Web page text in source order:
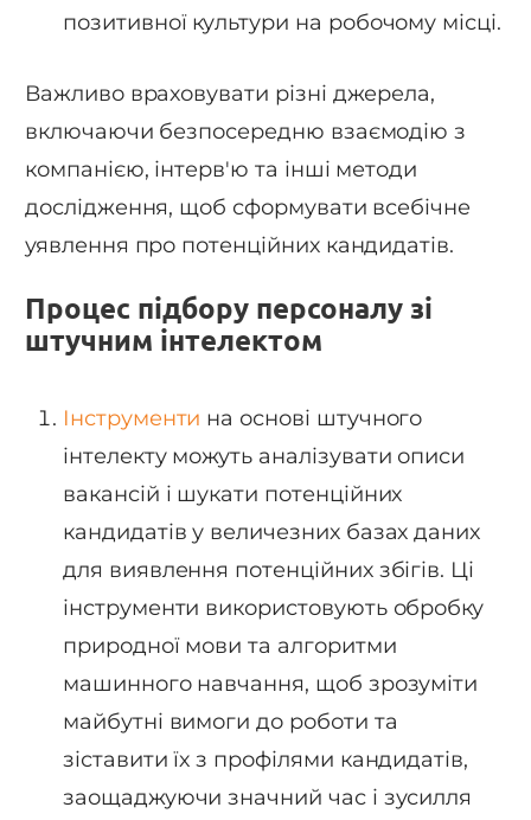
позитивної культури на робочому місці.
Важливо враховувати різні джерела,
включаючи безпосередню взаємодію з
компанією, інтерв'ю та інші методи
дослідження, щоб сформувати всебічне
уявлення про потенційних кандидатів.
Процес підбору персоналу зі
штучним інтелектом
Інструменти на основі штучного
інтелекту можуть аналізувати описи
вакансій і шукати потенційних
кандидатів у величезних базах даних
для виявлення потенційних збігів. Ці
інструменти використовують обробку
природної мови та алгоритми
машинного навчання, щоб зрозуміти
майбутні вимоги до роботи та
зіставити їх з профілями кандидатів,
заощаджуючи значний час і зусилля